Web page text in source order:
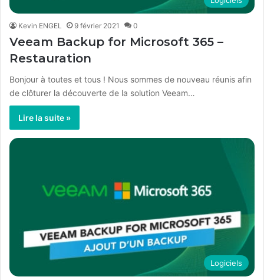
Kevin ENGEL 9 février 2021 0
Veeam Backup for Microsoft 365 –
Restauration
Bonjour à toutes et tous ! Nous sommes de nouveau réunis afin
de clôturer la découverte de la solution Veeam…
Lire la suite »
Logiciels